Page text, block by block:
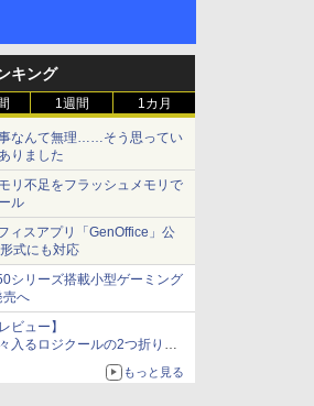
キング
1週間 1カ月
なんて無理……そう思ってい
りました
リ不足をフラッシュメモリで
ル
ィスアプリ「GenOffice」公
式にも対応
シリーズ搭載小型ゲーミング
売へ
ビュー】
入るロジクールの2つ折りマ
」。その気になるギミックと
もっと見る